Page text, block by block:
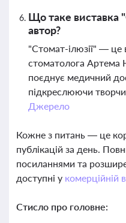
Що таке виставка
автор?
"Стомат-ілюзії" — це
стоматолога Артема
поєднує медичний
підкреслюючи
Джерело
Кожне з питань — це
публікацій за день.
посиланнями та
доступні у комерційній
Стисло про головне: